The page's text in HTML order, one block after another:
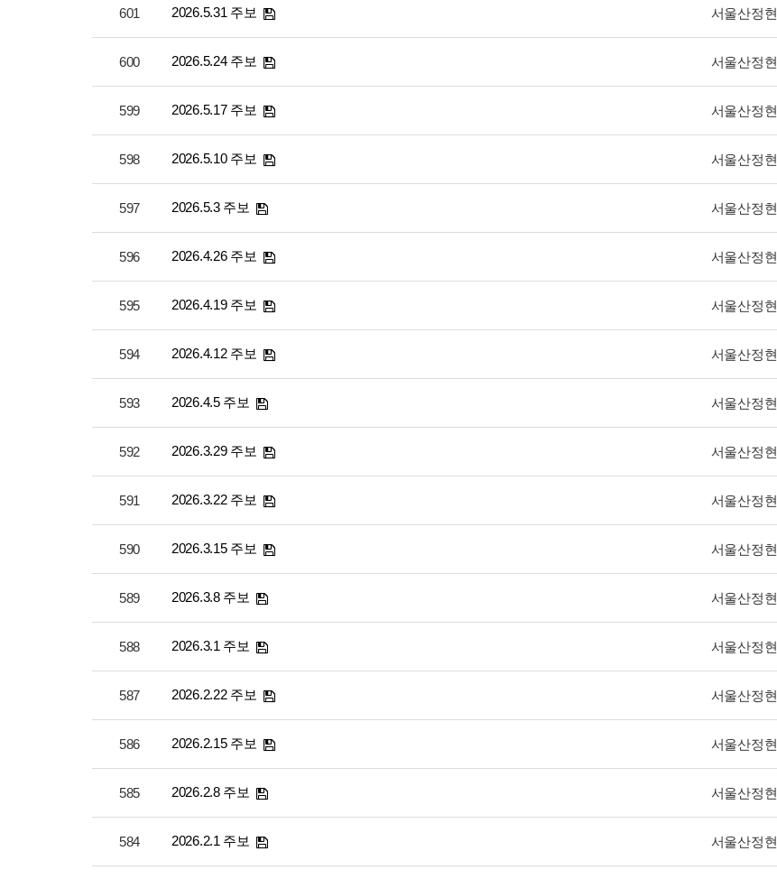
601 2026.5.31 주보 서울산정현
600 2026.5.24 주보 서울산정현
599 2026.5.17 주보 서울산정현
598 2026.5.10 주보 서울산정현
597 2026.5.3 주보 서울산정현
596 2026.4.26 주보 서울산정현
595 2026.4.19 주보 서울산정현
594 2026.4.12 주보 서울산정현
593 2026.4.5 주보 서울산정현
592 2026.3.29 주보 서울산정현
591 2026.3.22 주보 서울산정현
590 2026.3.15 주보 서울산정현
589 2026.3.8 주보 서울산정현
588 2026.3.1 주보 서울산정현
587 2026.2.22 주보 서울산정현
586 2026.2.15 주보 서울산정현
585 2026.2.8 주보 서울산정현
584 2026.2.1 주보 서울산정현